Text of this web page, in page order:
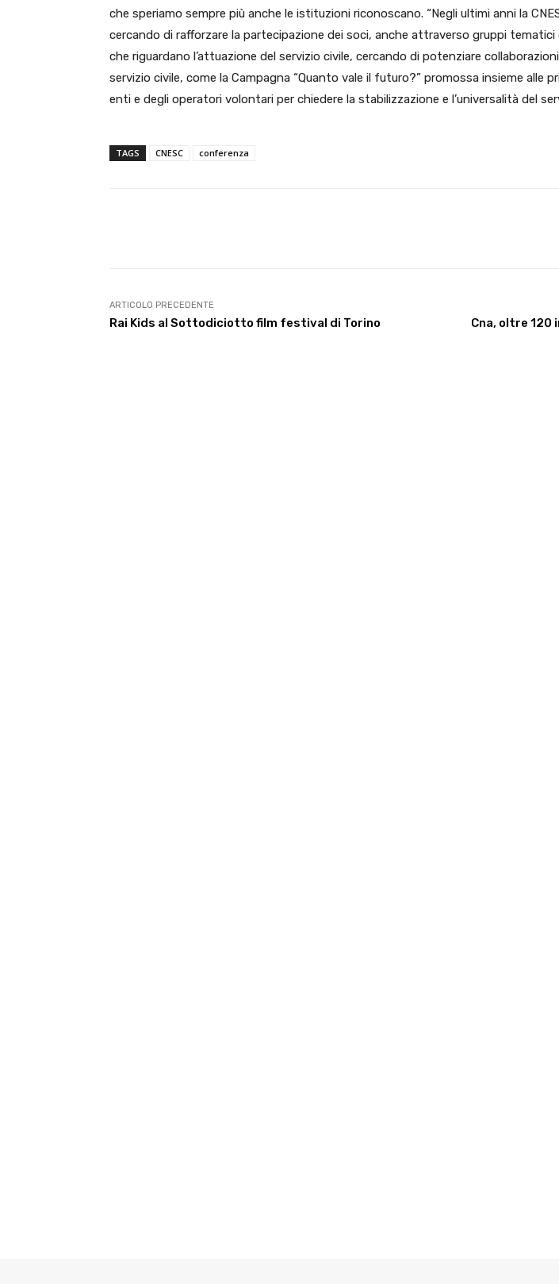
che speriamo sempre più anche le istituzioni riconoscano. “Negli ultimi anni la
cercando di rafforzare la partecipazione dei soci, anche attraverso gruppi
che riguardano l’attuazione del servizio civile, cercando di potenziare
servizio civile, come la Campagna “Quanto vale il futuro?” promossa insieme alle
enti e degli operatori volontari per chiedere la stabilizzazione e l’universalità del
TAGS CNESC conferenza
ARTICOLO PRECEDENTE
Rai Kids al Sottodiciotto film festival di Torino Cna, oltre 120